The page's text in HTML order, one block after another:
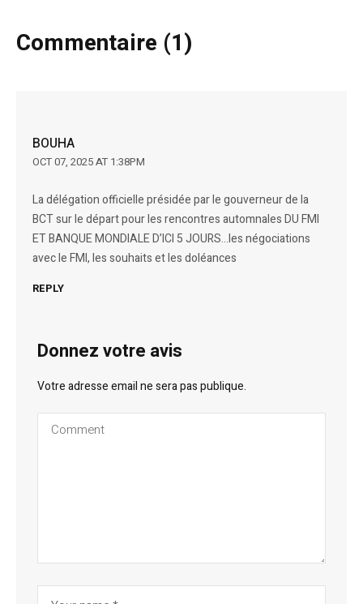
Commentaire (1)
BOUHA
OCT 07, 2025 AT 1:38PM
La délégation officielle présidée par le gouverneur de la
BCT sur le départ pour les rencontres automnales DU FMI
ET BANQUE MONDIALE D’ICI 5 JOURS…les négociations
avec le FMI, les souhaits et les doléances
REPLY
Donnez votre avis
Votre adresse email ne sera pas publique.